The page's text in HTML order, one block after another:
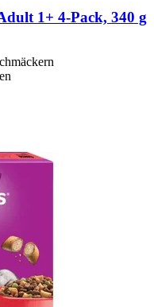
1+ 4-​Pack, 340 g